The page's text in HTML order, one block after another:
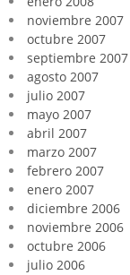
noviembre 2007
octubre 2007
septiembre 2007
agosto 2007
julio 2007
mayo 2007
abril 2007
marzo 2007
febrero 2007
enero 2007
diciembre 2006
noviembre 2006
octubre 2006
julio 2006